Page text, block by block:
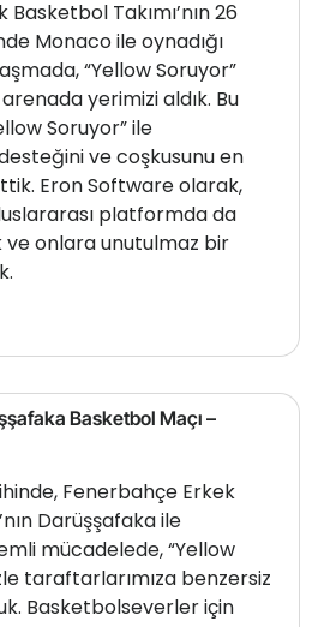
Takımı’nın 26
Monaco ile oynadığı
“Yellow Soruyor”
yerimizi aldık. Bu
Soruyor” ile
ve coşkusunu en
Eron Software olarak,
platformda da
ve onlara unutulmaz bir
Basketbol Maçı –
Fenerbahçe Erkek
Darüşşafaka ile
mücadelede, “Yellow
taraftarlarımıza benzersiz
Basketbolseverler için